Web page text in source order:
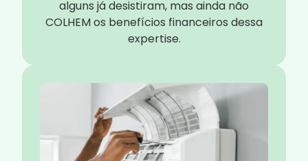
alguns já desistiram, mas ainda não
COLHEM os benefícios financeiros dessa
expertise.